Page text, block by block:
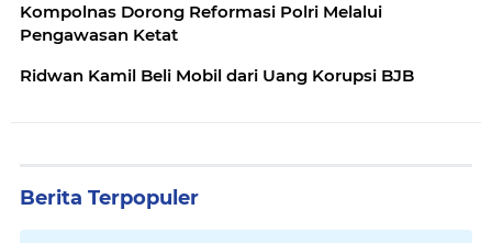
Kompolnas Dorong Reformasi Polri Melalui
Pengawasan Ketat
Ridwan Kamil Beli Mobil dari Uang Korupsi BJB
Berita Terpopuler